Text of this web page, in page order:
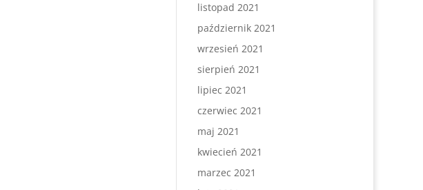
listopad 2021
październik 2021
wrzesień 2021
sierpień 2021
lipiec 2021
czerwiec 2021
maj 2021
kwiecień 2021
marzec 2021